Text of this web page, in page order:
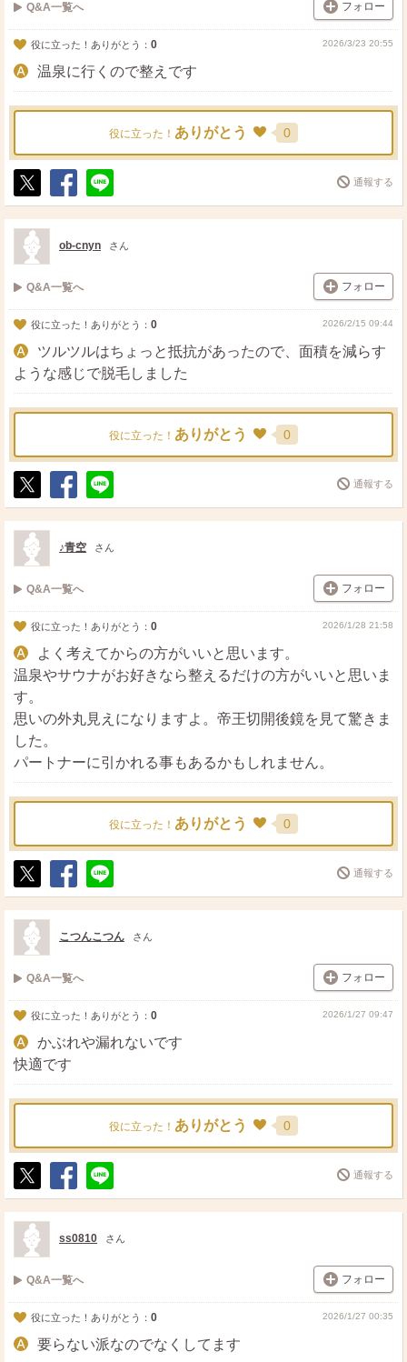
Q&A一覧へ フォロー
役に立った！ありがとう： 0 2026/3/23 20:55
温泉に行くので整えです
役に立った！ ありがとう 0
ポ
ス
ト
シ
ェ
送
る
通報する
ob-cnyn さん
Q&A一覧へ フォロー
役に立った！ありがとう： 0 2026/2/15 09:44
ツルツルはちょっと抵抗があったので、面積を減らす
ような感じで脱毛しました
役に立った！ ありがとう 0
ポ
ス
ト
シ
ェ
送
る
通報する
♪青空 さん
Q&A一覧へ フォロー
役に立った！ありがとう： 0 2026/1/28 21:58
よく考えてからの方がいいと思います。
温泉やサウナがお好きなら整えるだけの方がいいと思いま
す。
思いの外丸見えになりますよ。帝王切開後鏡を見て驚きま
した。
パートナーに引かれる事もあるかもしれません。
役に立った！ ありがとう 0
ポ
ス
ト
シ
ェ
送
る
通報する
こつんこつん さん
Q&A一覧へ フォロー
役に立った！ありがとう： 0 2026/1/27 09:47
かぶれや漏れないです
快適です
役に立った！ ありがとう 0
ポ
ス
ト
シ
ェ
送
る
通報する
ss0810 さん
Q&A一覧へ フォロー
役に立った！ありがとう： 0 2026/1/27 00:35
要らない派なのでなくしてます